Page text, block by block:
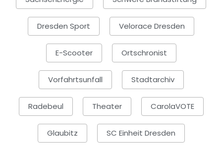
Dresden Sport Velorace Dresden
E-Scooter Ortschronist
Vorfahrtsunfall Stadtarchiv
Radebeul Theater CarolaVOTE
Glaubitz SC Einheit Dresden